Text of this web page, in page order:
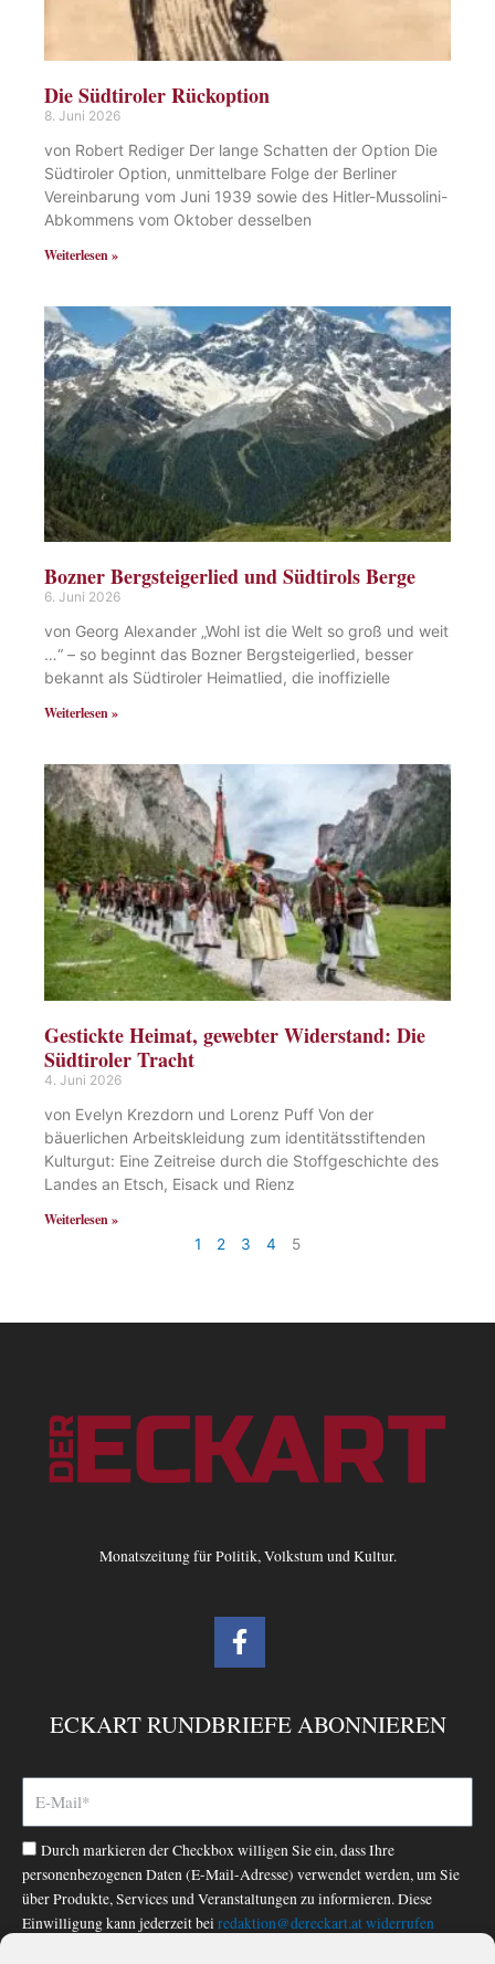
Die Südtiroler Rückoption
8. Juni 2026
von Robert Rediger Der lange Schatten der Option Die
Südtiroler Option, unmittelbare Folge der Berliner
Vereinbarung vom Juni 1939 sowie des Hitler-Mussolini-
Abkommens vom Oktober desselben
Weiterlesen »
Bozner Bergsteigerlied und Südtirols Berge
6. Juni 2026
von Georg Alexander „Wohl ist die Welt so groß und weit
…“ – so beginnt das Bozner Bergsteigerlied, besser
bekannt als Südtiroler Heimatlied, die inoffizielle
Weiterlesen »
Gestickte Heimat, gewebter Widerstand: Die
Südtiroler Tracht
4. Juni 2026
von Evelyn Krezdorn und Lorenz Puff Von der
bäuerlichen Arbeitskleidung zum identitätsstiftenden
Kulturgut: Eine Zeitreise durch die Stoffgeschichte des
Landes an Etsch, Eisack und Rienz
Weiterlesen »
1 2 3 4 5
Monatszeitung für Politik, Volkstum und Kultur.
F
a
b
o
-
f
ECKART RUNDBRIEFE ABONNIEREN
Durch markieren der Checkbox willigen Sie ein, dass Ihre
personenbezogenen Daten (E-Mail-Adresse) verwendet werden, um Sie
über Produkte, Services und Veranstaltungen zu informieren. Diese
Einwilligung kann jederzeit bei redaktion@dereckart.atwiderrufen